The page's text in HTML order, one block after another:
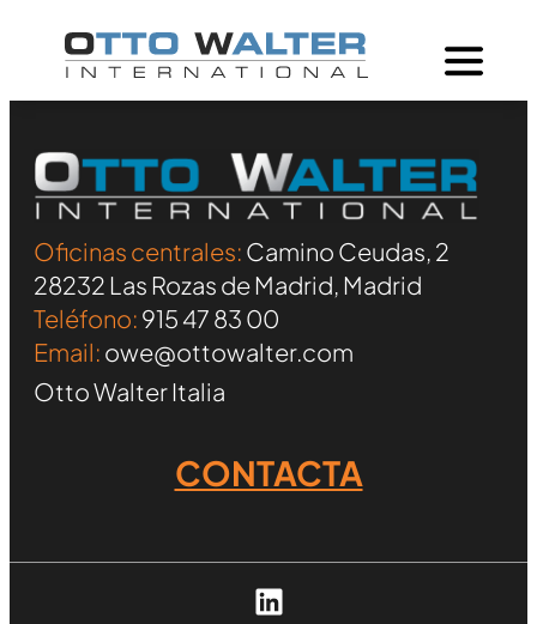
Oficinas centrales: Camino Ceudas, 2
28232 Las Rozas de Madrid, Madrid
Teléfono: 915 47 83 00
Email: owe@ottowalter.com
Otto Walter Italia
CONTACTA